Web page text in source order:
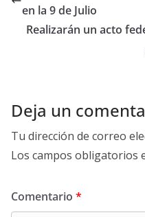
en la 9 de Julio
Realizarán un acto
Deja un
Tu dirección de correo
Los campos obligatorios
Comentario *